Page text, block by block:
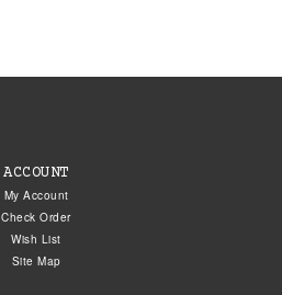
ACCOUNT
My Account
Check Order
Wish List
Site Map